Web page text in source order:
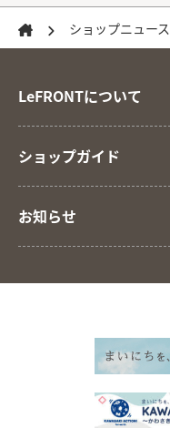
ショップニュース
LeFRONTについて
ショップガイド
お知らせ